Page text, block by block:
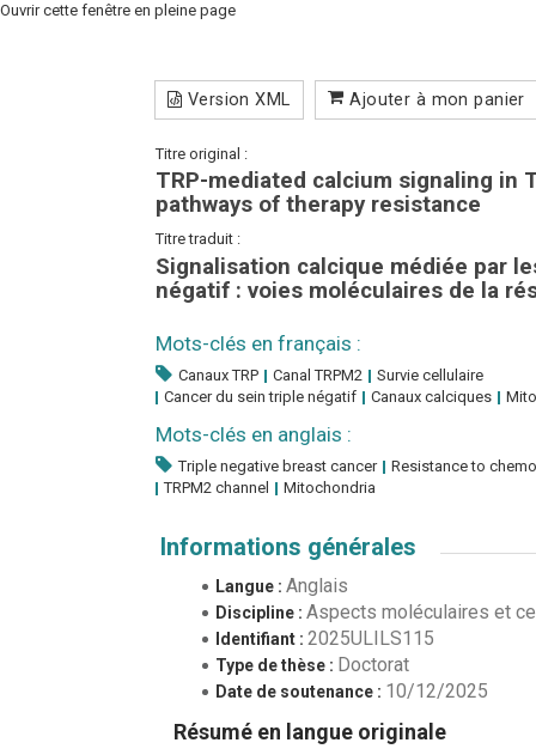
Ouvrir cette fenêtre en pleine page
Version XML Ajouter à mon panier
Titre original :
TRP-mediated calcium signaling in
pathways of therapy resistance
Titre traduit :
Signalisation calcique médiée par
négatif : voies moléculaires de la
Mots-clés en français :
Canaux TRP Canal TRPM2
Survie cellulaire
Cancer du sein triple négatif
Canaux calciques
Mots-clés en anglais :
Triple negative breast cancer
Resistance to
TRPM2 channel
Mitochondria
Informations générales
Langue : Anglais
Discipline : Aspects moléculaires et
Identifiant : 2025ULILS115
Type de thèse : Doctorat
Date de soutenance : 10/12/2025
Résumé en langue originale